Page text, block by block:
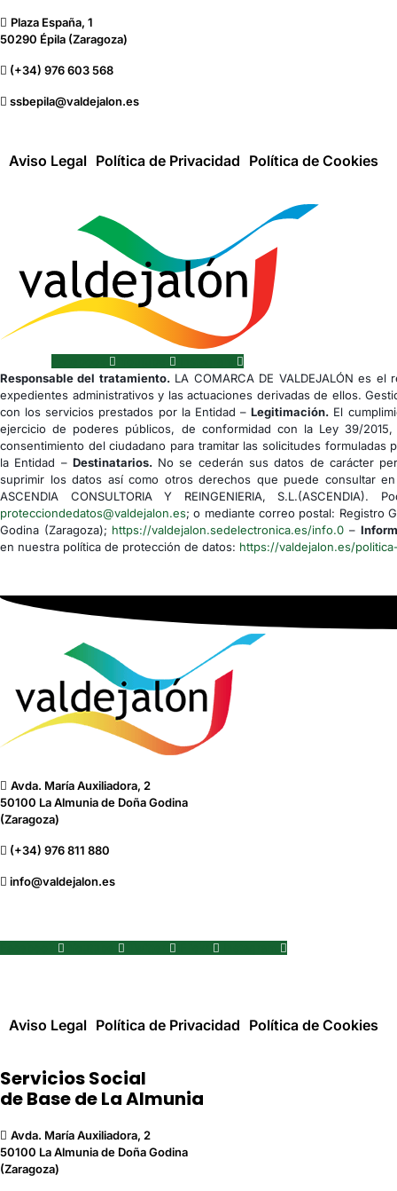
Plaza España, 1
50290 Épila (Zaragoza)
(+34) 976 603 568
ssbepila@valdejalon.es
Aviso Legal Política de Privacidad Política de Cookies
Responsable del tratamiento.LA COMARCA DE VALDEJALÓN es
expedientes administrativos y las actuaciones derivadas de ellos.
con los servicios prestados por la Entidad –Legitimación. El
ejercicio de poderes públicos, de conformidad con la Ley 39/
consentimiento del ciudadano para tramitar las solicitudes
la Entidad – Destinatarios.No se cederán sus datos de carácter
suprimir los datos así como otros derechos que puede consultar
ASCENDIA CONSULTORIA Y REINGENIERIA,
protecciondedatos@valdejalon.es; o mediante correo postal: Registro
Godina (Zaragoza); https://valdejalon.sedelectronica.es/info.0 –
en nuestra política de protección de datos: https://valdejalon.es/
Avda. María Auxiliadora, 2
50100 La Almunia de Doña Godina
(Zaragoza)
(+34) 976 811 880
info@valdejalon.es
Aviso Legal Política de Privacidad Política de Cookies
Servicios Social
de Base de La Almunia
Avda. María Auxiliadora, 2
50100 La Almunia de Doña Godina
(Zaragoza)